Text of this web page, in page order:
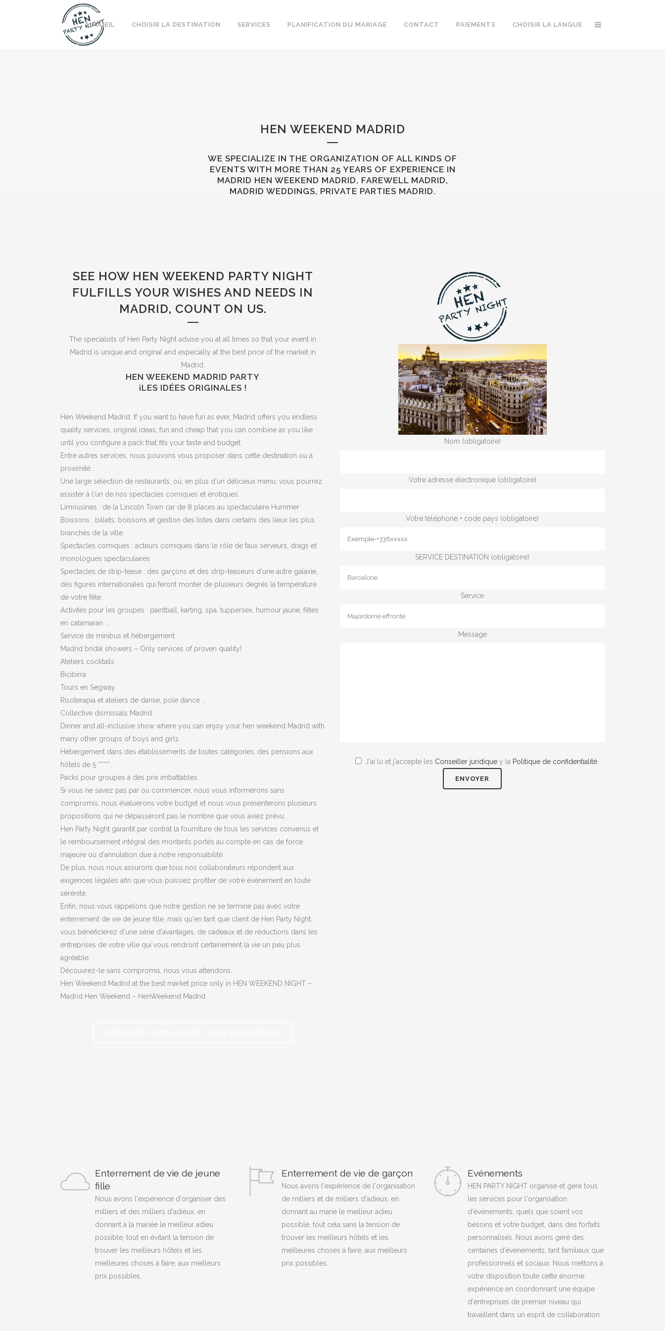
ACCUEIL CHOISIR LA DESTINATION SERVICES PLANIFICATION DU MARIAGE CONTACT PAIEMENTS CHOISIR LA LANGUE
HEN WEEKEND MADRID
WE SPECIALIZE IN THE ORGANIZATION OF ALL KINDS OF
EVENTS WITH MORE THAN 25 YEARS OF EXPERIENCE IN
MADRID HEN WEEKEND MADRID, FAREWELL MADRID,
MADRID WEDDINGS, PRIVATE PARTIES MADRID.
SEE HOW HEN WEEKEND PARTY NIGHT
FULFILLS YOUR WISHES AND NEEDS IN
MADRID, COUNT ON US.
The specialists of Hen Party Night advise you at all times so that your event in
Madrid is unique and original and especially at the best price of the market in
Madrid.
HEN WEEKEND MADRID PARTY
¡LES IDÉES ORIGINALES !
Hen Weekend Madrid: If you want to have fun as ever, Madrid offers you endless
quality services, original ideas, fun and cheap that you can combine as you like
until you configure a pack that fits your taste and budget.
Entre autres services, nous pouvons vous proposer dans cette destination ou à
proximité :
Une large sélection de restaurants, où, en plus d'un délicieux menu, vous pourrez
assister à l'un de nos spectacles comiques et érotiques.
Limousines : de la Lincoln Town car de 8 places au spectaculaire Hummer
Boissons : billets, boissons et gestion des listes dans certains des lieux les plus
branchés de la ville.
Spectacles comiques : acteurs comiques dans le rôle de faux serveurs, drags et
monologues spectaculaires
Spectacles de strip-tease : des garçons et des strip-teaseurs d'une autre galaxie,
des figures internationales qui feront monter de plusieurs degrés la température
de votre fête.
Activités pour les groupes : paintball, karting, spa, tuppersex, humour jaune, fêtes
en catamaran ...
Service de minibus et hébergement
Madrid bridal showers – Only services of proven quality!
Ateliers cocktails
Bicibirra
Tours en Segway
Risoterapia et ateliers de danse, pole dance ...
Collective dismissals Madrid:
Dinner and all-inclusive show where you can enjoy your hen weekend Madrid with
many other groups of boys and girls
Hébergement dans des établissements de toutes catégories, des pensions aux
hôtels de 5 *****.
Packs pour groupes à des prix imbattables
Si vous ne savez pas par où commencer, nous vous informerons sans
compromis, nous évaluerons votre budget et nous vous présenterons plusieurs
propositions qui ne dépasseront pas le nombre que vous aviez prévu.
Hen Party Night garantit par contrat la fourniture de tous les services convenus et
le remboursement intégral des montants portés au compte en cas de force
majeure ou d'annulation due à notre responsabilité.
De plus, nous nous assurons que tous nos collaborateurs répondent aux
exigences légales afin que vous puissiez profiter de votre événement en toute
sérénité.
Enfin, nous vous rappelons que notre gestion ne se termine pas avec votre
enterrement de vie de jeune fille, mais qu'en tant que client de Hen Party Night,
vous bénéficierez d'une série d'avantages, de cadeaux et de réductions dans les
entreprises de votre ville qui vous rendront certainement la vie un peu plus
agréable.
Découvrez-le sans compromis, nous vous attendons.
Hen Weekend Madrid at the best market price only in HEN WEEKEND NIGHT –
Madrid Hen Weekend – HenWeekend Madrid
Nom (obligatoire)
Votre adresse électronique (obligatoire)
Votre téléphone + code pays (obligatoire)
SERVICE DESTINATION (obligatoire)
Service
Message
J'ai lu et j'accepte les Conseiller juridiquey la Politique de confidentialité.
Enterrement de vie de jeune
fille
Nous avons l'expérience d'organiser des
milliers et des milliers d'adieux, en
donnant à la mariée le meilleur adieu
possible, tout en évitant la tension de
trouver les meilleurs hôtels et les
meilleures choses à faire, aux meilleurs
prix possibles.
Enterrement de vie de garçon
Nous avons l'expérience de l'organisation
de milliers et de milliers d'adieux, en
donnant au marié le meilleur adieu
possible, tout cela sans la tension de
trouver les meilleurs hôtels et les
meilleures choses à faire, aux meilleurs
prix possibles.
Evénements
HEN PARTY NIGHT organise et gère tous
les services pour l'organisation
d'événements, quels que soient vos
besoins et votre budget, dans des forfaits
personnalisés. Nous avons géré des
centaines d'événements, tant familiaux que
professionnels et sociaux. Nous mettons à
votre disposition toute cette énorme
expérience en coordonnant une équipe
d'entreprises de premier niveau qui
travaillent dans un esprit de collaboration.